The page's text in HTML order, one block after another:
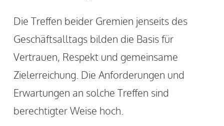
Die Treffen beider Gremien jenseits des
Geschäftsalltags bilden die Basis für
Vertrauen, Respekt und gemeinsame
Zielerreichung. Die Anforderungen und
Erwartungen an solche Treffen sind
berechtigter Weise hoch.